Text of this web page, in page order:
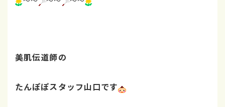
美肌伝道師の
たんぽぽスタッフ山口です